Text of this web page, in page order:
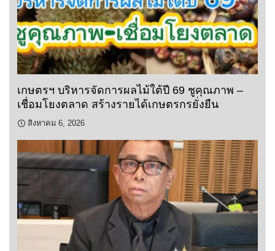
เกษตรฯ บริหารจัดการผลไม้ใต้ปี 69 ชูคุณภาพ –
เชื่อมโยงตลาด สร้างรายได้เกษตรกรยั่งยืน
สิงหาคม 6, 2026